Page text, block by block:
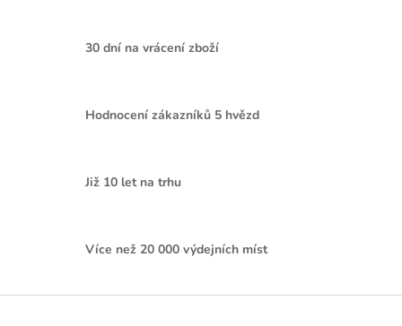
30 dní na vrácení zboží
Hodnocení zákazníků 5 hvězd
Již 10 let na trhu
Více než 20 000 výdejních míst
Z